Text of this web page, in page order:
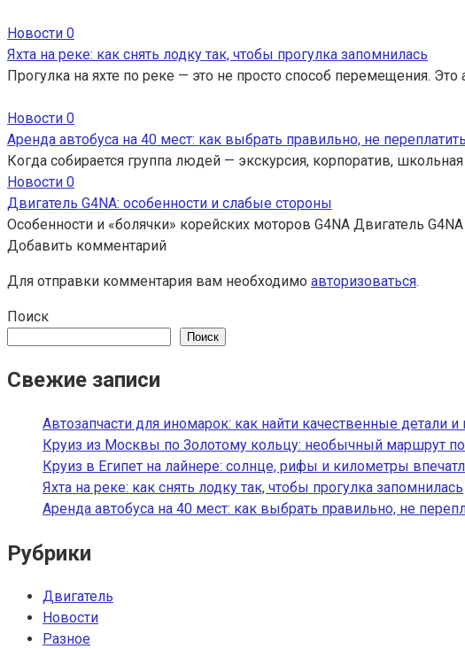
Новости 0
Яхта на реке: как снять лодку так, чтобы прогулка запомнилась
Прогулка на яхте по реке — это не просто способ перемещения.
Новости 0
Аренда автобуса на 40 мест: как выбрать правильно, не
Когда собирается группа людей — экскурсия, корпоратив,
Новости 0
Двигатель G4NA: особенности и слабые стороны
Особенности и «болячки» корейских моторов G4NA Двигатель
Добавить комментарий
Для отправки комментария вам необходимо авторизоваться.
Поиск
Поиск
Свежие записи
Автозапчасти для иномарок: как найти качественные детали и
Круиз из Москвы по Золотому кольцу: необычный маршрут
Круиз в Египет на лайнере: солнце, рифы и километры
Яхта на реке: как снять лодку так, чтобы прогулка запомнилась
Аренда автобуса на 40 мест: как выбрать правильно, не
Рубрики
Двигатель
Новости
Разное